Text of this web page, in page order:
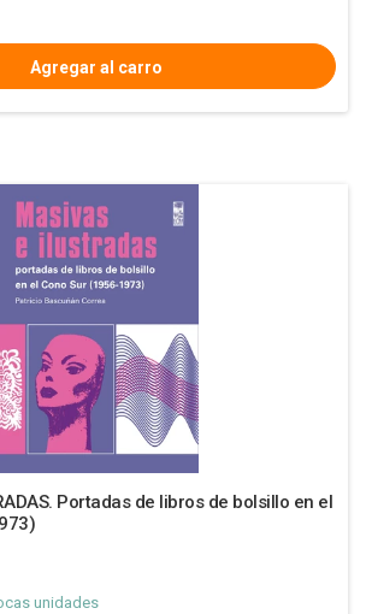
Portadas de libros de bolsillo en el
unidades